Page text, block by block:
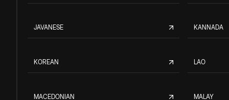
JAVANESE KANNADA
KOREAN LAO
MACEDONIAN MALAY